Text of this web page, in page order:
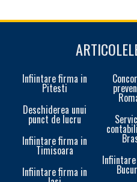
Infiintare firma in
Pitesti
Deschiderea unui
punct de lucru
Infiintare firma in
Timisoara
Infiintare firma in